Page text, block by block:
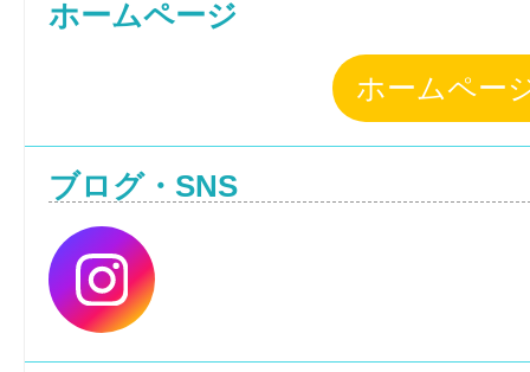
ホームページ
ホームペー
ブログ・SNS